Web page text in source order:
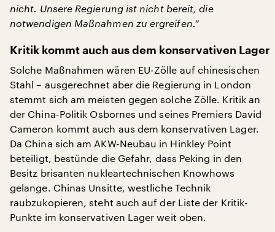
nicht. Unsere Regierung ist nicht bereit, die
notwendigen Maßnahmen zu ergreifen.“
Kritik kommt auch aus dem konservativen Lager
Solche Maßnahmen wären EU-Zölle auf chinesischen
Stahl – ausgerechnet aber die Regierung in London
stemmt sich am meisten gegen solche Zölle. Kritik an
der China-Politik Osbornes und seines Premiers David
Cameron kommt auch aus dem konservativen Lager.
Da China sich am AKW-Neubau in Hinkley Point
beteiligt, bestünde die Gefahr, dass Peking in den
Besitz brisanten nukleartechnischen Knowhows
gelange. Chinas Unsitte, westliche Technik
raubzukopieren, steht auch auf der Liste der Kritik-
Punkte im konservativen Lager weit oben.